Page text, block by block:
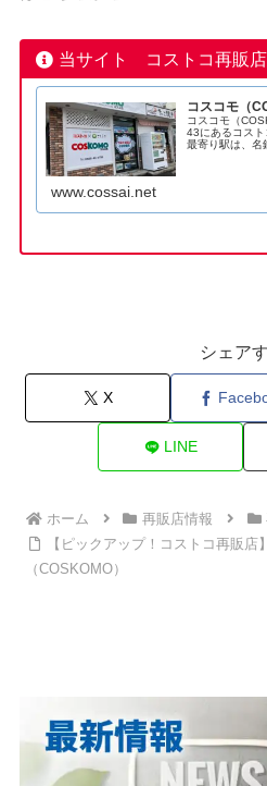
当サイト コストコ再販
コスコモ（
コスコモ（
43にあるコスト
最寄り駅は、名
www.cossai.net
シェア
X
LINE
ホーム 再販店情報
【ピックアップ！コストコ再販
（COSKOMO）